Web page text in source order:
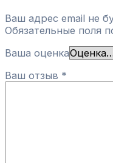
Ваш адрес email не
Обязательные поля
Ваша оценка
Ваш отзыв *